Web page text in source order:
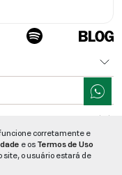
corretamente e
e osTermos de Uso
o usuário estará de